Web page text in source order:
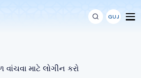
GUJ
માટે લોગીન કરો